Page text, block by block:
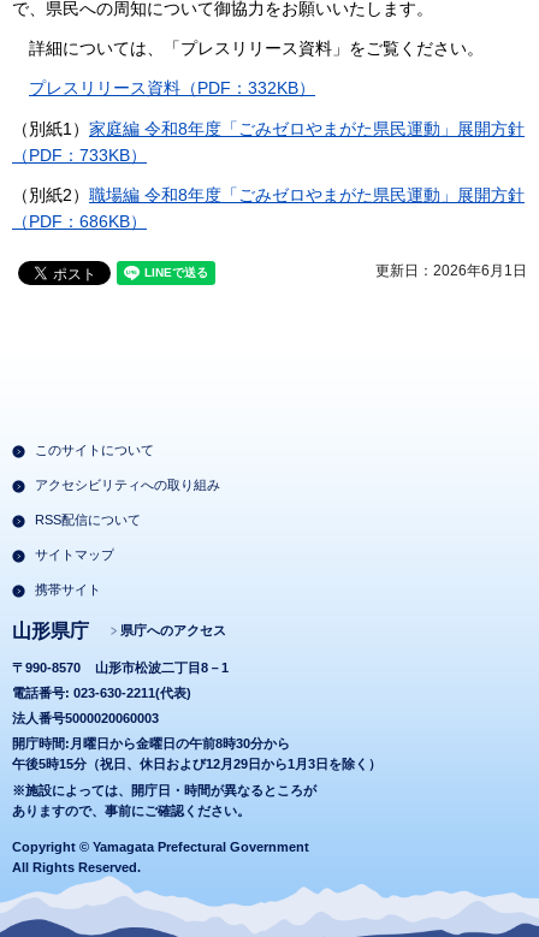
で、県民への周知について御協力をお願いいたします。
詳細については、「プレスリリース資料」をご覧ください。
プレスリリース資料（PDF：332KB）
（別紙1） 家庭編 令和8年度「ごみゼロやまがた県民運動」展開方針
（PDF：733KB）
（別紙2） 職場編 令和8年度「ごみゼロやまがた県民運動」展開方針
（PDF：686KB）
更新日：2026年6月1日
このサイトについて
アクセシビリティへの取り組み
RSS配信について
サイトマップ
携帯サイト
山形県庁 県庁へのアクセス
〒990-8570
山形市松波二丁目8－1
電話番号: 023-630-2211(代表)
法人番号5000020060003
開庁時間:月曜日から金曜日の午前8時30分から
午後5時15分（祝日、休日および12月29日から1月3日を除く）
※施設によっては、開庁日・時間が異なるところが
ありますので、事前にご確認ください。
Copyright © Yamagata Prefectural Government
All Rights Reserved.